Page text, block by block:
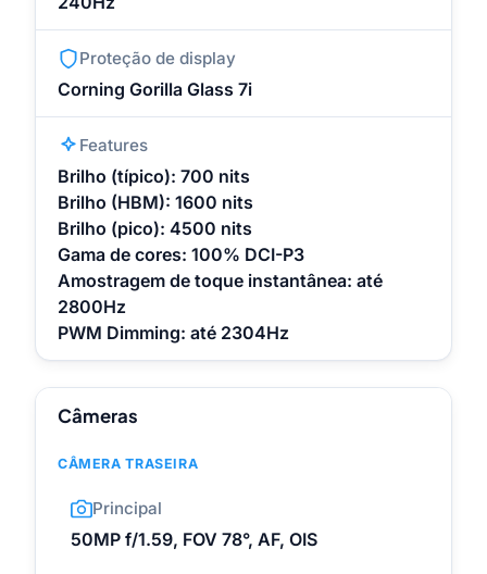
Proteção de display
Corning Gorilla Glass 7i
Features
Brilho (típico): 700 nits
Brilho (HBM): 1600 nits
Brilho (pico): 4500 nits
Gama de cores: 100% DCI-P3
Amostragem de toque instantânea: até
2800Hz
PWM Dimming: até 2304Hz
Câmeras
CÂMERA TRASEIRA
Principal
50MP f/1.59, FOV 78°, AF, OIS